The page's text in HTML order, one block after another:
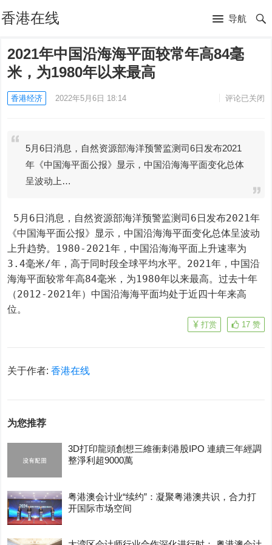
香港在线 导航
2021年中国沿海海平面较常年高84毫
米，为1980年以来最高
香港经济 2022年5月6日 18:14 评论已关闭
5月6日消息，自然资源部海洋预警监测司6日发布2021
年《中国海平面公报》显示，中国沿海海平面变化总体
呈波动上…
《中国海平面公报》显示，中国沿海海平面变化总体呈波动
上升趋势。1980-2021年，中国沿海海平面上升速率为
3.4毫米/年，高于同时段全球平均水平。2021年，中国沿
海海平面较常年高84毫米，为1980年以来最高。过去十年
（2012-2021年）中国沿海海平面均处于近四十年来高
位。
17 赞
打赏
关于作者:香港在线
为您推荐
3D打印龍頭創想三維衝刺港股IPO 連續三年經調
整淨利超9000萬
粤港澳会计业“续约”：凝聚粤港澳共识，合力打
开国际市场空间